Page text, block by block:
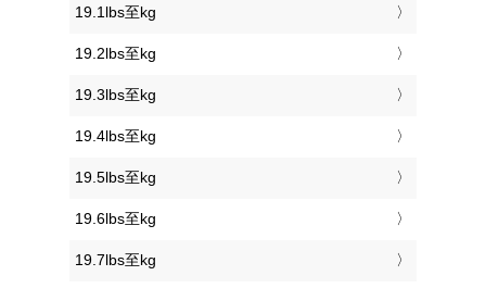
19.1lbs至kg
19.2lbs至kg
19.3lbs至kg
19.4lbs至kg
19.5lbs至kg
19.6lbs至kg
19.7lbs至kg